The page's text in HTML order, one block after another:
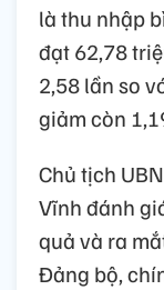
là thu nhập
đạt 62,78
2,58 lần so
giảm còn
Chủ tịch
Vĩnh đánh
quả và ra
Đảng bộ,